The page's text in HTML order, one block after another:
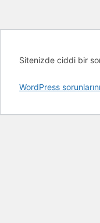
Sitenizde ciddi bir
WordPress